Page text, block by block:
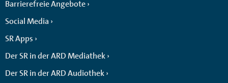
Barrierefreie Angebote
Social Media
SR Apps
Der SR in der ARD Mediathek
Der SR in der ARD Audiothek